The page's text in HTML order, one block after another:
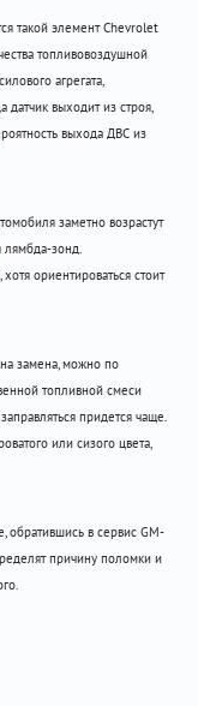
такой элемент Chevrolet
топливовоздушной
агрегата,
датчик выходит из строя,
выхода ДВС из
заметно возрастут
лямбда-зонд.
ориентироваться стоит
замена, можно по
топливной смеси
придется чаще.
или сизого цвета,
обратившись в сервис GM-
причину поломки и